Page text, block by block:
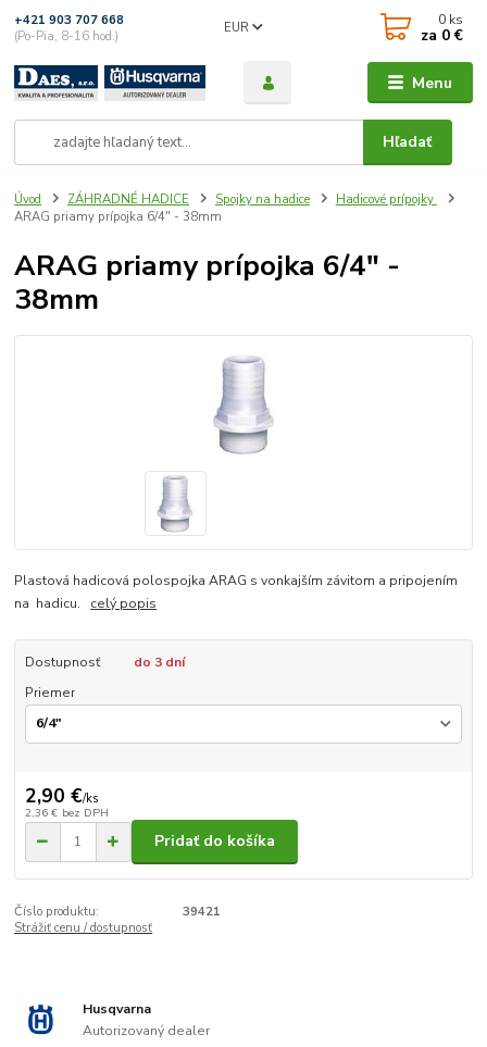
Menu
EUR
Hľadať
+421 903 707 668
(Po-Pia, 8-16 hod.)
0 ks
za 0 €
Úvod ZÁHRADNÉ HADICE Spojky na hadice
Hadicové prípojky
ARAG priamy prípojka 6/4" - 38mm
ARAG priamy prípojka 6/4" -
38mm
Plastová hadicová polospojka ARAG s vonkajším závitom a pripojením
na hadicu. celý popis
Dostupnosť
do 3 dní
Priemer
2,90 €/ks
2,36 € bez DPH
Pridať do košíka
Číslo produktu:
39421
Strážiť cenu / dostupnosť
Husqvarna
Autorizovaný dealer